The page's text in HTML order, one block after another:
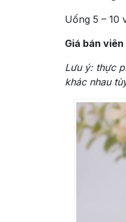
Uống 5 – 10
Giá bán
Lưu ý: thực
khác nhau